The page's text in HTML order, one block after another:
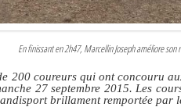
En finissant en 2h47, Marcellin Joseph améliore
200 coureurs qui ont concouru
27 septembre 2015. Les
brillament remportée par